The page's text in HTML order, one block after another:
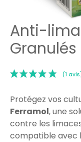
Anti-
Granulés
Protégez vos
Ferramol, une
contre les
compatible avec